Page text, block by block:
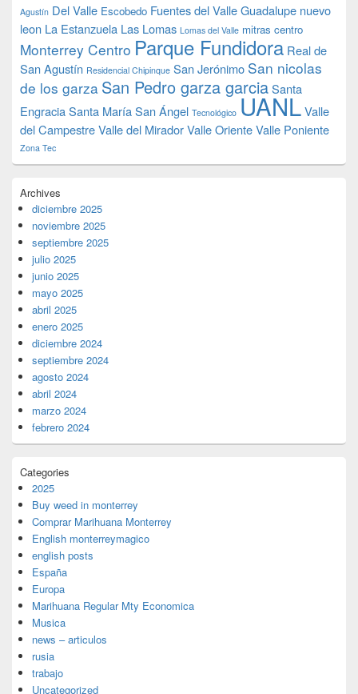
Agustín Del Valle Escobedo Fuentes del ValleGuadalupe nuevo
leon La Estanzuela Las Lomas Lomas del Valle mitras centro
Monterrey Centro Parque Fundidora Real de
San Agustín Residencial Chipinque San Jerónimo San nicolas
de los garza San Pedro garza garciaSanta
EngraciaSanta MaríaSan Ángel Tecnológico UANLValle
del CampestreValle del MiradorValle OrienteValle Poniente
Zona Tec
Archives
diciembre 2025
noviembre 2025
septiembre 2025
julio 2025
junio 2025
mayo 2025
abril 2025
enero 2025
diciembre 2024
septiembre 2024
agosto 2024
abril 2024
marzo 2024
febrero 2024
Categories
2025
Buy weed in monterrey
Comprar Marihuana Monterrey
English monterreymagico
english posts
España
Europa
Marihuana Regular Mty Economica
Musica
news – articulos
rusia
trabajo
Uncategorized